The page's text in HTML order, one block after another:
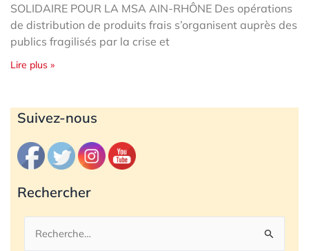
SOLIDAIRE POUR LA MSA AIN-RHÔNE Des opérations
de distribution de produits frais s’organisent auprès des
publics fragilisés par la crise et
Lire plus »
Suivez-nous
Rechercher
Rechercher :
Archives